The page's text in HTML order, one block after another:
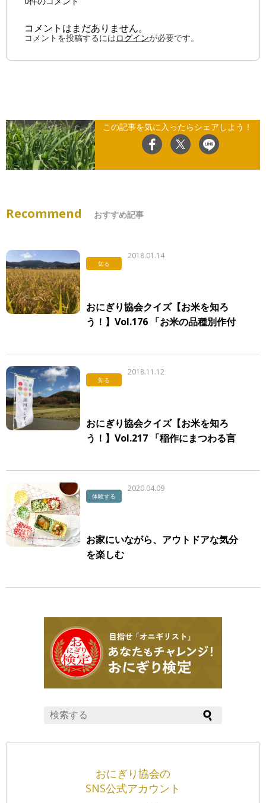
コメントはまだありません。
コメントを投稿するにはログインが必要です。
この記事を気に入ったらシェアしよう！
Recommend おすすめ記事
知る
2018.01.14
おにぎり協会クイズ【お米を知ろ
う！】Vol.176 「お米の品種別作付
知る
2018.11.12
おにぎり協会クイズ【お米を知ろ
う！】Vol.217 「稲作にまつわる言
体験する
2020.04.09
お家にいながら、アウトドアな気分
を楽しむ
おにぎり協会の
SNS公式アカウント